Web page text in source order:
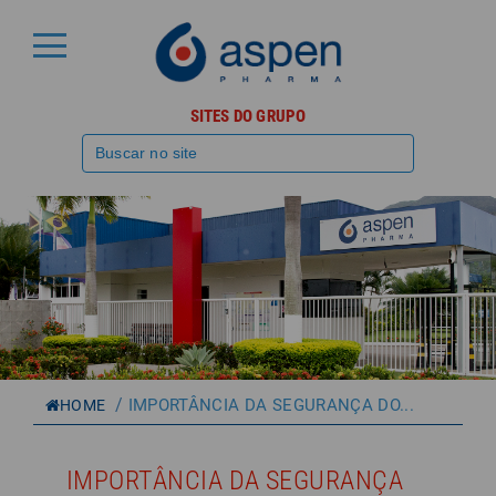
SITES DO GRUPO
HOME / IMPORTÂNCIA DA SEGURANÇA DO...
IMPORTÂNCIA DA SEGURANÇA